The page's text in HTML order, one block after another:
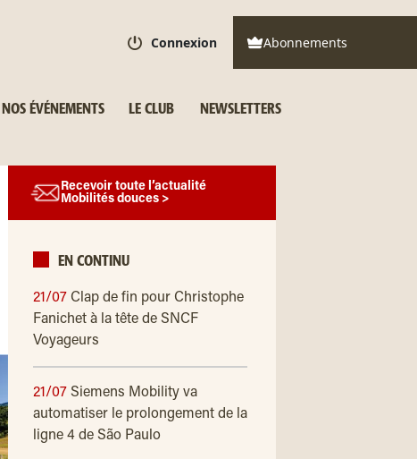
Connexion Abonnements
NOS ÉVÉNEMENTS LE CLUB NEWSLETTERS
Recevoir toute l’actualité
Mobilités douces >
EN CONTINU
21/07 Clap de fin pour Christophe
Fanichet à la tête de SNCF
Voyageurs
21/07 Siemens Mobility va
automatiser le prolongement de la
ligne 4 de São Paulo